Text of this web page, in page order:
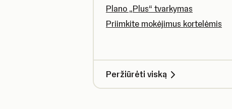
Plano „Plus“ tvarkymas
Priimkite mokėjimus kortelėmis
Peržiūrėti viską